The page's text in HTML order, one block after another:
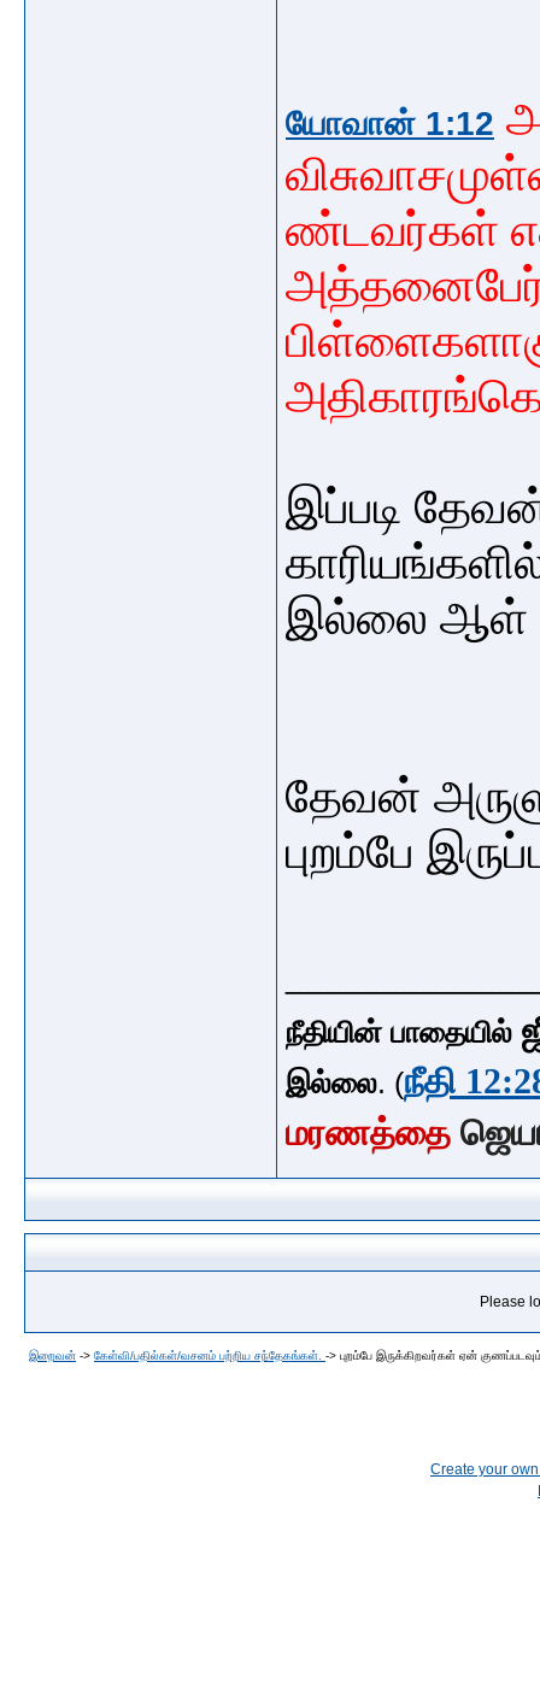
யோவான் 1:12
ண்டவர்கள்
இப்படி
இல்லை ஆள்
தேவன்
புறம்பே
நீதியின் பாதையில்
இல்லை. (நீதி
மரணத்தை
Please
இறைவன் -> கேள்வி/பதில்கள்/வசனம் பற்றிய சந்தேகங்கள். -> புறம்பே இருக்கிறவர்கள் ஏன்
Create your